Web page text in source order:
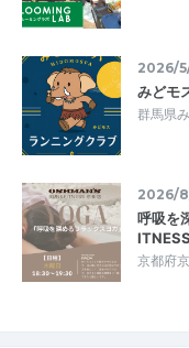
2026/
みどモ
群馬県
2026/
呼吸を
京都府